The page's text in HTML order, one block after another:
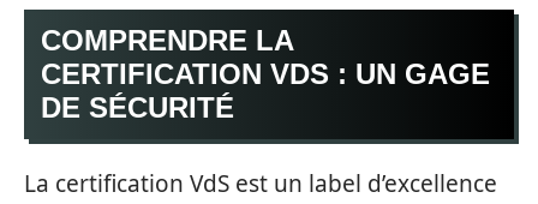
COMPRENDRE LA
CERTIFICATION VDS : UN GAGE
DE SÉCURITÉ
La certification VdS est un label d’excellence